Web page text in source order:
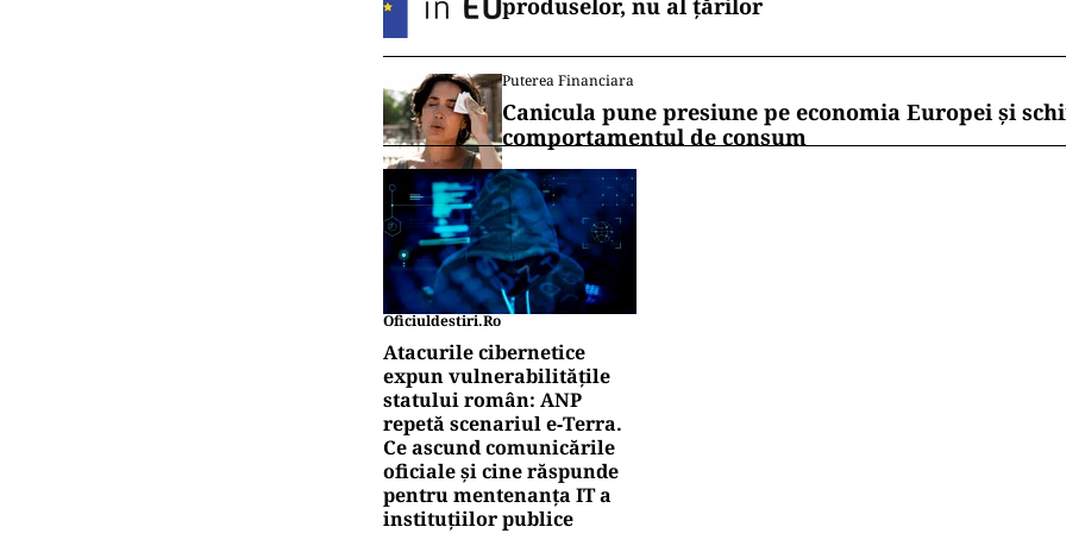
produselor, nu al țărilor
Puterea Financiara
Canicula pune presiune pe economia Europei și
comportamentul de consum
Oficiuldestiri.ro
Atacurile cibernetice
expun vulnerabilitățile
statului român: ANP
repetă scenariul e‑Terra.
Ce ascund comunicările
oficiale și cine răspunde
pentru mentenanța IT a
instituțiilor publice